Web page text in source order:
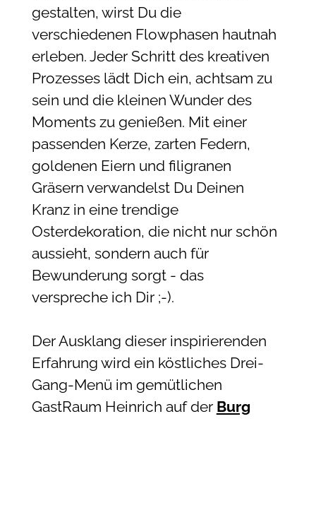
gestalten, wirst Du die
verschiedenen Flowphasen hautnah
erleben. Jeder Schritt des kreativen
Prozesses lädt Dich ein, achtsam zu
sein und die kleinen Wunder des
Moments zu genießen. Mit einer
passenden Kerze, zarten Federn,
goldenen Eiern und filigranen
Gräsern verwandelst Du Deinen
Kranz in eine trendige
Osterdekoration, die nicht nur schön
aussieht, sondern auch für
Bewunderung sorgt - das
verspreche ich Dir ;-).
Der Ausklang dieser inspirierenden
Erfahrung wird ein köstliches Drei-
Gang-Menü im gemütlichen
GastRaum Heinrich auf der Burg